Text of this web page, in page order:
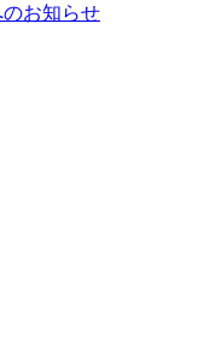
のお知らせ